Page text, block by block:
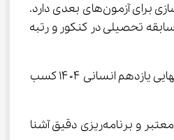
یکی از مهم‌ترین مراحل تحصیلی دانش‌آموزان رشته انسانی محسوب می‌شود که تاثیر مستقیم بر روند تحصیل و آماده‌سازی برای آزمون‌های بعدی دارد.
تخصصی در سال‌های یازدهم و دوازدهم به صورت سابقه تحصیلی در کنکور و رتبه
سهم پایه یازدهم ۱۷ درصد از ۶۰ درصد سابقه تحصیلی می‌باشد و شما باید با تلاش مستمر و استفاده از روش‌های درست مطالعه نمرات بالایی در دروس امتحان نهایی یازدهم انسانی ۱۴۰۴ کسب
، منابع آموزشی معتبر و برنامه‌ریزی دقیق آشنا